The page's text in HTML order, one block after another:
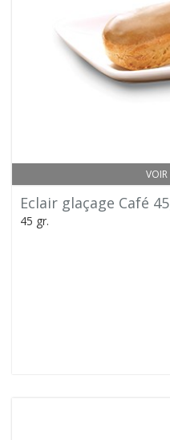
VOIR
Eclair glaçage Café
45 gr.